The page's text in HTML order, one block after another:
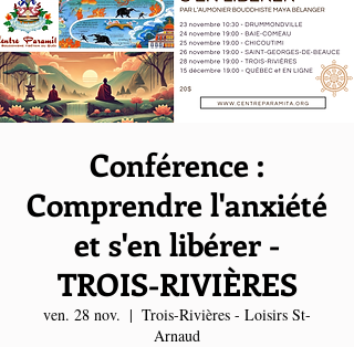
Conférence :
Comprendre l'anxiété
et s'en libérer -
TROIS-RIVIÈRES
ven. 28 nov.
  |
Trois-Rivières - Loisirs St-
Arnaud